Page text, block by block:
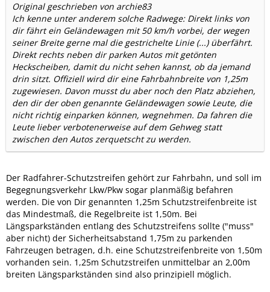
Original geschrieben von archie83
Ich kenne unter anderem solche Radwege: Direkt links von
dir fährt ein Geländewagen mit 50 km/h vorbei, der wegen
seiner Breite gerne mal die gestrichelte Linie (...) überfährt.
Direkt rechts neben dir parken Autos mit getönten
Heckscheiben, damit du nicht sehen kannst, ob da jemand
drin sitzt. Offiziell wird dir eine Fahrbahnbreite von 1,25m
zugewiesen. Davon musst du aber noch den Platz abziehen,
den dir der oben genannte Geländewagen sowie Leute, die
nicht richtig einparken können, wegnehmen. Da fahren die
Leute lieber verbotenerweise auf dem Gehweg statt
zwischen den Autos zerquetscht zu werden.
Der Radfahrer-Schutzstreifen gehört zur Fahrbahn, und soll im
Begegnungsverkehr Lkw/Pkw sogar planmäßig befahren
werden. Die von Dir genannten 1,25m Schutzstreifenbreite ist
das Mindestmaß, die Regelbreite ist 1,50m. Bei
Längsparkständen entlang des Schutzstreifens sollte ("muss"
aber nicht) der Sicherheitsabstand 1,75m zu parkenden
Fahrzeugen betragen, d.h. eine Schutzstreifenbreite von 1,50m
vorhanden sein. 1,25m Schutzstreifen unmittelbar an 2,00m
breiten Längsparkständen sind also prinzipiell möglich.